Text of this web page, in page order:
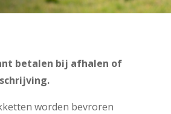
betalen bij afhalen of
worden bevroren